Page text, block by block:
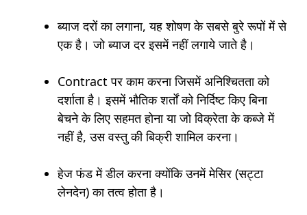
ब्याज दरों का लगाना, यह शोषण के सबसे बुरे रूपों में से
एक है। जो ब्याज दर इसमें नहीं लगाये जाते है।
Contract पर काम करना जिसमें अनिश्चितता को
दर्शाता है। इसमें भौतिक शर्तों को निर्दिष्ट किए बिना
बेचने के लिए सहमत होना या जो विक्रेता के कब्जे में
नहीं है, उस वस्तु की बिक्री शामिल करना।
हेज फंड में डील करना क्योंकि उनमें मेसिर (सट्टा
लेनदेन) का तत्व होता है।